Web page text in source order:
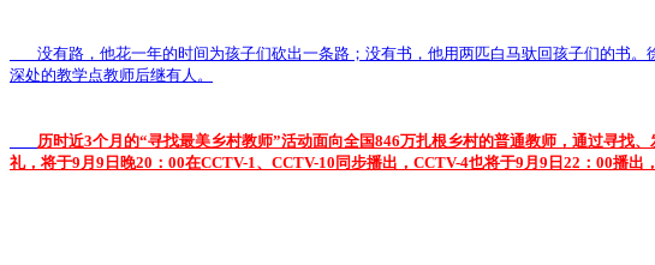
没有路，他花一年的时间为孩子们砍出一条路；没有书，他用两匹白马驮回孩子们的书
深处的教学点教师后继有人。
历时近3个月的“寻找最美乡村教师”活动面向全国846万扎根乡村的普通教师，通过寻找
礼，将于9月9日晚20：00在CCTV-1、CCTV-10同步播出，CCTV-4也将于9月9日22：00播